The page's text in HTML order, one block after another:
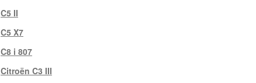
C5 II
C5 X7
C8 i 807
Citroën C3 III